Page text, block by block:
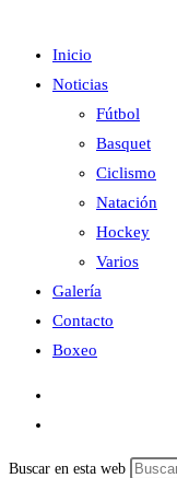
Inicio
Noticias
Fútbol
Basquet
Ciclismo
Natación
Hockey
Varios
Galería
Contacto
Boxeo
Buscar en esta web